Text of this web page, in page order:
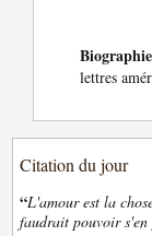
lettres
Citation du jour
“L'amour est la
faudrait pouvoir s'en